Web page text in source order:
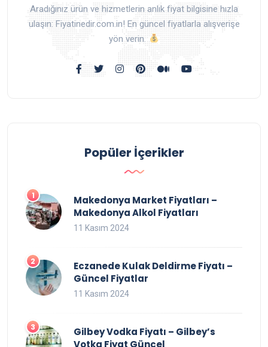
Aradığınız ürün ve hizmetlerin anlık fiyat bilgisine hızla
ulaşın: Fiyatinedir.com.in! En güncel fiyatlarla alışverişe
yön verin.
Popüler İçerikler
Makedonya Market Fiyatları –
Makedonya Alkol Fiyatları
11 Kasım 2024
Eczanede Kulak Deldirme Fiyatı –
Güncel Fiyatlar
11 Kasım 2024
Gilbey Vodka Fiyatı – Gilbey’s
Votka Fiyat Güncel